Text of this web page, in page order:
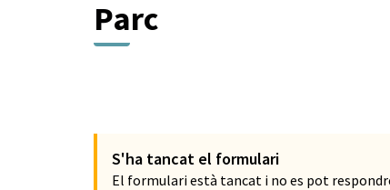
Parc
S'ha tancat el formulari
El formulari està tancat i no es pot